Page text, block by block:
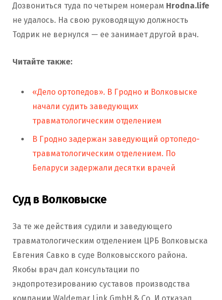
Дозвониться туда по четырем номерам Hrodna.life
не удалось. На свою руководящую должность
Тодрик не вернулся — ее занимает другой врач.
Читайте также:
«Дело ортопедов». В Гродно и Волковыске
начали судить заведующих
травматологическим отделением
В Гродно задержан заведующий ортопедо-
травматологическим отделением. По
Беларуси задержали десятки врачей
Суд в Волковыске
За те же действия судили и заведующего
травматологическим отделением ЦРБ Волковыска
Евгения Савко в суде Волковысского района.
Якобы врач дал консультации по
эндопротезированию суставов производства
компании Waldemar Link GmbH & Со. И отказал